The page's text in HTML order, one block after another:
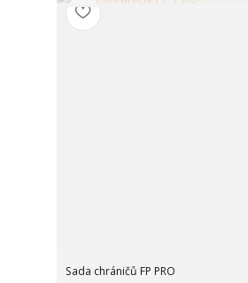
Sada chráničů FP PRO